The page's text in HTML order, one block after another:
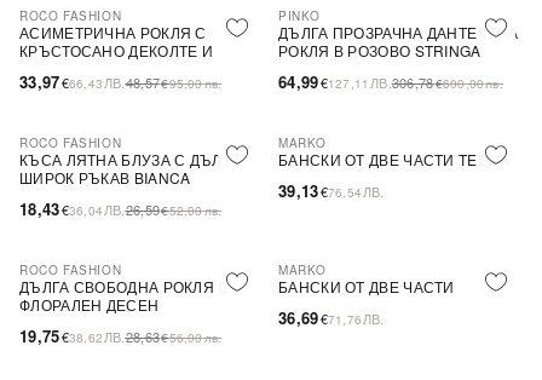
-30%
ROCO FASHION
АСИМЕТРИЧНА РОКЛЯ С
КРЪСТОСАНО ДЕКОЛТЕ И
33,97€66,43 ЛВ.48,57€95,00лв.
-79%
PINKO
ДЪЛГА ПРОЗРАЧНА ДАНТЕЛЕНА
РОКЛЯ В РОЗОВО STRINGA
64,99€127,11 ЛВ.306,78€600,00лв.
-31%
ROCO FASHION
КЪСА ЛЯТНА БЛУЗА С ДЪЛЪГ
ШИРОК РЪКАВ BIANCA
18,43€36,04 ЛВ.26,59€52,00лв.
MARKO
БАНСКИ ОТ ДВЕ ЧАСТИ TEONA
39,13€76,54 ЛВ.
-31%
ROCO FASHION
ДЪЛГА СВОБОДНА РОКЛЯ С
ФЛОРАЛЕН ДЕСЕН
19,75€38,62 ЛВ.28,63€56,00лв.
MARKO
БАНСКИ ОТ ДВЕ ЧАСТИ
36,69€71,76 ЛВ.